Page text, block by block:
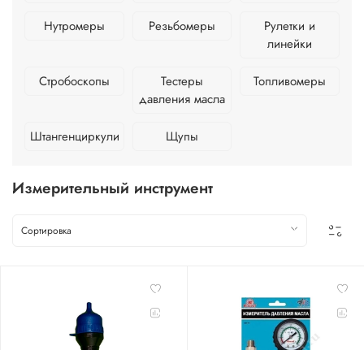
Нутромеры Резьбомеры
Рулетки и
линейки
Стробоскопы
Тестеры
давления масла
Топливомеры
Штангенциркули Щупы
Измерительный инструмент